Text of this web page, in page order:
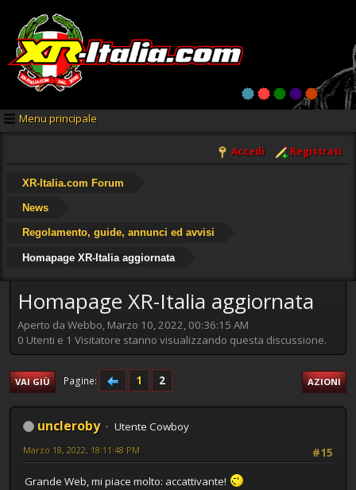
Menu principale
Accedi Registrati
XR-Italia.com Forum
News
Regolamento, guide, annunci ed avvisi
Homapage XR-Italia aggiornata
Homapage XR-Italia aggiornata
Aperto da Webbo, Marzo 10, 2022, 00:36:15 AM
0 Utenti e 1 Visitatore stanno visualizzando questa discussione.
VAI GIÙ Pagine 1 2 AZIONI
uncleroby
Utente Cowboy
#15
Marzo 18, 2022, 18:11:48 PM
Grande Web, mi piace molto: accattivante!